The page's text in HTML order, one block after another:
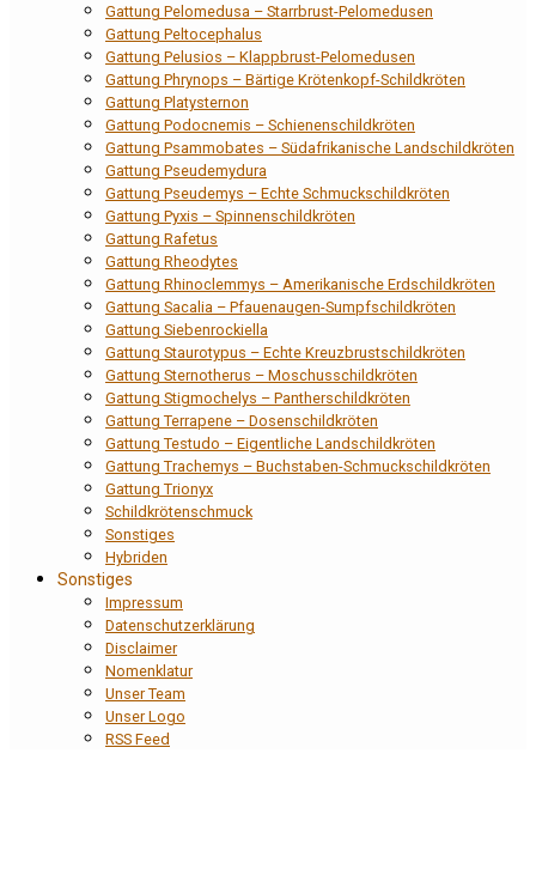
Gattung Pelomedusa – Starrbrust-Pelomedusen
Gattung Peltocephalus
Gattung Pelusios – Klappbrust-Pelomedusen
Gattung Phrynops – Bärtige Krötenkopf-Schildkröten
Gattung Platysternon
Gattung Podocnemis – Schienenschildkröten
Gattung Psammobates – Südafrikanische Landschildkröten
Gattung Pseudemydura
Gattung Pseudemys – Echte Schmuckschildkröten
Gattung Pyxis – Spinnenschildkröten
Gattung Rafetus
Gattung Rheodytes
Gattung Rhinoclemmys – Amerikanische Erdschildkröten
Gattung Sacalia – Pfauenaugen-Sumpfschildkröten
Gattung Siebenrockiella
Gattung Staurotypus – Echte Kreuzbrustschildkröten
Gattung Sternotherus – Moschusschildkröten
Gattung Stigmochelys – Pantherschildkröten
Gattung Terrapene – Dosenschildkröten
Gattung Testudo – Eigentliche Landschildkröten
Gattung Trachemys – Buchstaben-Schmuckschildkröten
Gattung Trionyx
Schildkrötenschmuck
Sonstiges
Hybriden
Sonstiges
Impressum
Datenschutzerklärung
Disclaimer
Nomenklatur
Unser Team
Unser Logo
RSS Feed